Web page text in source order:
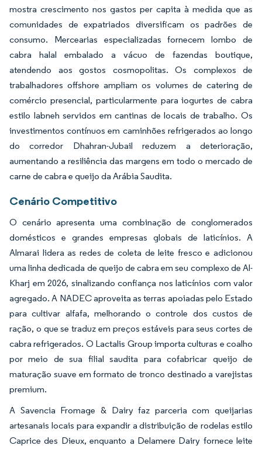
mostra crescimento nos gastos per capita à medida que as
comunidades de expatriados diversificam os padrões de
consumo. Mercearias especializadas fornecem lombo de
cabra halal embalado a vácuo de fazendas boutique,
atendendo aos gostos cosmopolitas. Os complexos de
trabalhadores offshore ampliam os volumes de catering de
comércio presencial, particularmente para iogurtes de cabra
estilo labneh servidos em cantinas de locais de trabalho. Os
investimentos contínuos em caminhões refrigerados ao longo
do corredor Dhahran-Jubail reduzem a deterioração,
aumentando a resiliência das margens em todo o mercado de
carne de cabra e queijo da Arábia Saudita.
Cenário Competitivo
O cenário apresenta uma combinação de conglomerados
domésticos e grandes empresas globais de laticínios. A
Almarai lidera as redes de coleta de leite fresco e adicionou
uma linha dedicada de queijo de cabra em seu complexo de Al-
Kharj em 2026, sinalizando confiança nos laticínios com valor
agregado. A NADEC aproveita as terras apoiadas pelo Estado
para cultivar alfafa, melhorando o controle dos custos de
ração, o que se traduz em preços estáveis para seus cortes de
cabra refrigerados. O Lactalis Group importa culturas e coalho
por meio de sua filial saudita para cofabricar queijo de
maturação suave em formato de tronco destinado a varejistas
premium.
A Savencia Fromage & Dairy faz parceria com queijarias
artesanais locais para expandir a distribuição de rodelas estilo
Caprice des Dieux, enquanto a Delamere Dairy fornece leite